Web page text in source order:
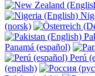
(norsk)
Panamá (español)
Perú
(english)